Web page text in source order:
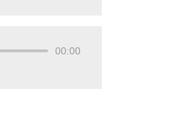
Lecteur00:00